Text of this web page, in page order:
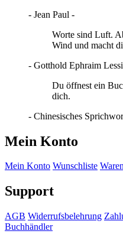
- Jean Paul -
Worte sind Luft.
Wind und macht
- Gotthold Ephraim
Du öffnest ein
dich.
- Chinesisches
Mein Konto
Mein Konto Wunschliste
Support
AGB Widerrufsbelehrung
Buchhändler